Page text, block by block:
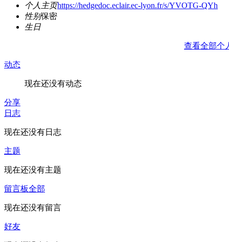
个人主页https://hedgedoc.eclair.ec-lyon.fr/s/YVOTG-QYh
性别保密
生日
查看全部个
动态
现在还没有动态
分享
日志
现在还没有日志
主题
现在还没有主题
留言板全部
现在还没有留言
好友